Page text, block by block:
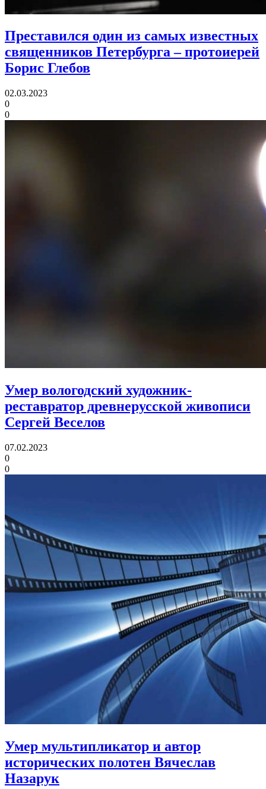
Преставился один из самых известных
священников Петербурга– протоиерей
Борис Глебов
02.03.2023
0
0
Умер вологодский художник-
реставратор древнерусской живописи
Сергей Веселов
07.02.2023
0
0
Умер мультипликатор и автор
исторических полотен Вячеслав
Назарук